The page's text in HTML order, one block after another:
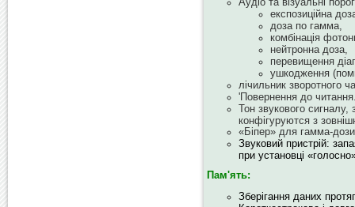
експозиційна
доза по гамма,
комбінація
нейтронна доза,
перевищення
ушкодження
лічильник зворотного
'Повернення до
Тон звукового сигналу,
конфігуруются з
«Біпер» для гамма-
Звуковий пристрій:
при установці
Пам'ять:
Зберігання даних